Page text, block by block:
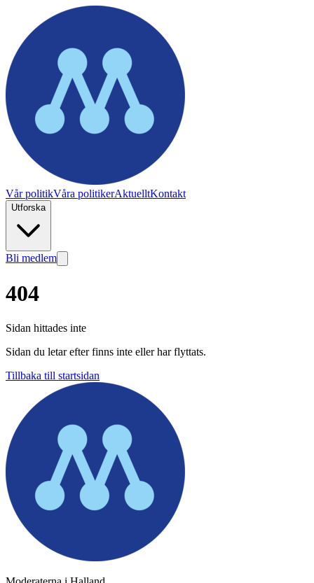
Vår politikVåra politikerAktuelltKontakt
Utforska
Bli medlem
404
Sidan hittades inte
Sidan du letar efter finns inte eller har flyttats.
Tillbaka till startsidan